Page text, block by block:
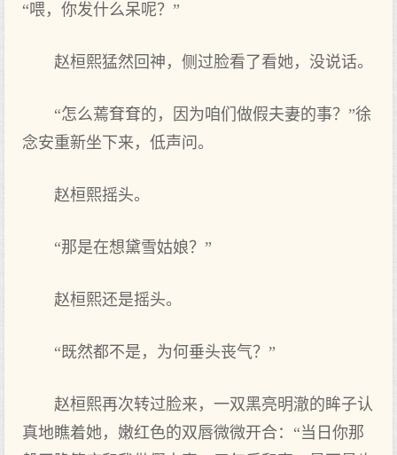
“喂，你发什么呆呢？”
赵桓熙猛然回神，侧过脸看了看她，没说话。
“怎么蔫耷耷的，因为咱们做假夫妻的事？”徐
念安重新坐下来，低声问。
赵桓熙摇头。
“那是在想黛雪姑娘？”
赵桓熙还是摇头。
“既然都不是，为何垂头丧气？”
赵桓熙再次转过脸来，一双黑亮明澈的眸子认
真地瞧着她，嫩红色的双唇微微开合：“当日你那